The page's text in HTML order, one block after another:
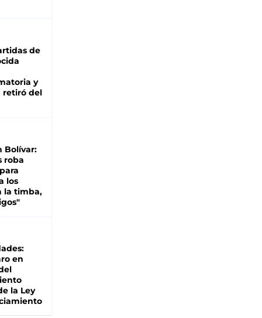
de
y
retiró del
Bolívar:
roba
los
la timba,
en
la Ley